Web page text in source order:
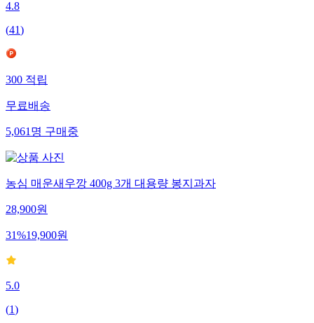
4.8
(41)
300적립
무료배송
5,061명구매중
농심 매운새우깡 400g 3개 대용량 봉지과자
28,900원
31%19,900원
5.0
(1)